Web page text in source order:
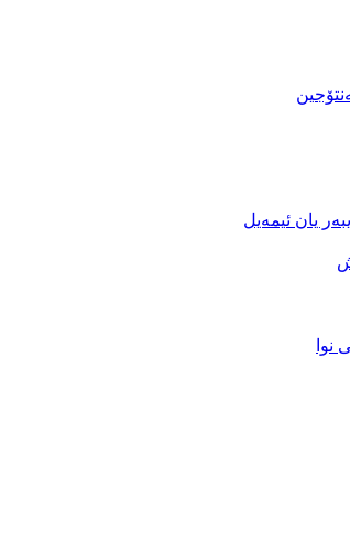
یان ئیمه‌یل
نوا